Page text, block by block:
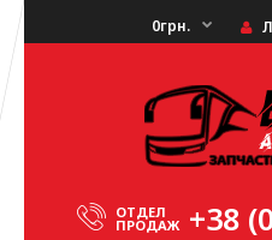
0грн.
ОТДЕЛ
ПРОДАЖ +38